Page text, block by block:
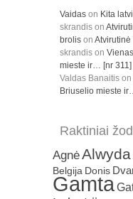
Vaidas on Kita
skrandis on
brolis on Atvirutinė
skrandis on
mieste ir… [nr 311]
Valdas Banaitis on
Briuselio mieste
Raktiniai
AgnėAlwyda
Belgija Donis
Gamta